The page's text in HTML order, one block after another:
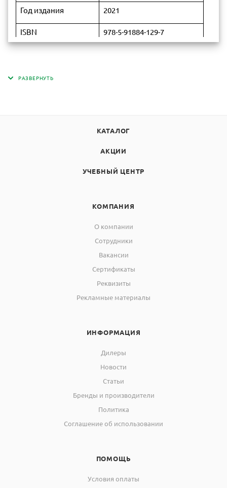
Год издания 2021
ISBN 978-5-91884-129-7
КАТАЛОГ
АКЦИИ
УЧЕБНЫЙ ЦЕНТР
КОМПАНИЯ
О компании
Сотрудники
Вакансии
Сертификаты
Реквизиты
Рекламные материалы
ИНФОРМАЦИЯ
Дилеры
Новости
Статьи
Бренды и производители
Политика
Соглашение об использовании
ПОМОЩЬ
Условия оплаты